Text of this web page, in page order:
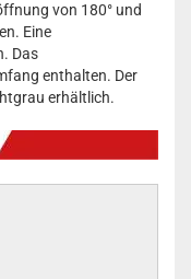
von 180° und
Eine
Das
enthalten. Der
erhältlich.